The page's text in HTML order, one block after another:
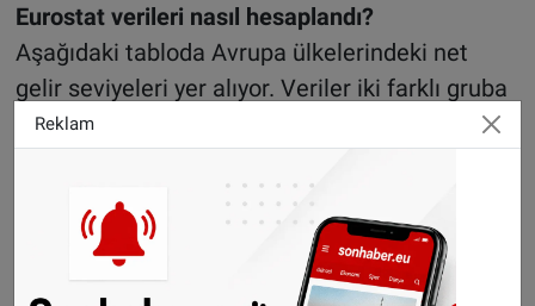
Eurostat verileri nasıl hesaplandı?
Aşağıdaki tabloda Avrupa ülkelerindeki net
gelir seviyeleri yer alıyor. Veriler iki farklı gruba
göre hazırlanmış durumda:
Çocuksuz ve ortalama maaşın yüzde
100’ünü kazanan bekâr çalışanlar.
İki çocuklu çift gelirli aileler. Bu ailelerde
ebeveynlerden biri tam zamanlı çalışarak
Reklam